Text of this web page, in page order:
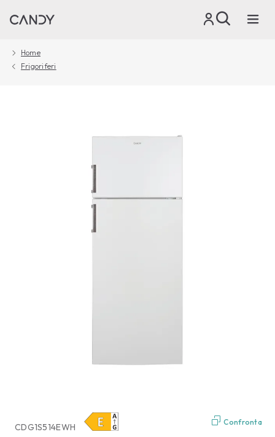
Home
Frigoriferi
Confronta
CDG1S514EWH